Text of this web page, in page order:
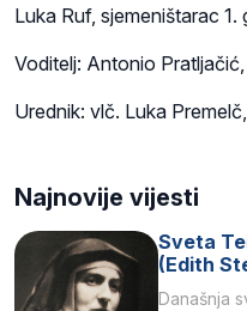
Luka Ruf, sjemeništarac 1.
Voditelj: Antonio
Urednik: vlč. Luka
Najnovije vijesti
Sveta
(Edith
Današnja